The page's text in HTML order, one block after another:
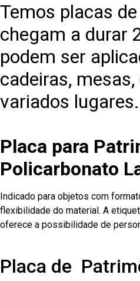
Temos placas
chegam a durar
podem ser
cadeiras,
variados lugares.
Placa para
Policarbonato
Indicado para objetos com
flexibilidade do material. A
oferece a possibilidade de
Placa de